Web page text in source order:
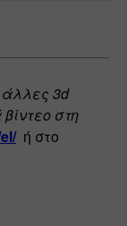
3d
στη
ή στο